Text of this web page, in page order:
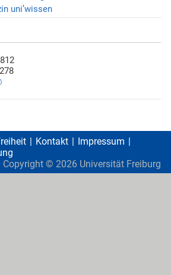
uni’wissen
Kontakt
Impressum
Copyright © 2026 Universität Freiburg